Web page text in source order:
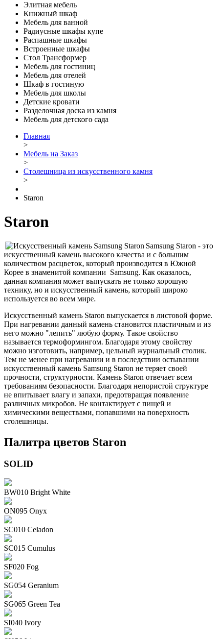
Элитная мебель
Книжный шкаф
Мебель для ванной
Радиусные шкафы купе
Распашные шкафы
Встроенные шкафы
Стол Трансформер
Мебель для гостиниц
Мебель для отелей
Шкаф в гостиную
Мебель для школы
Детские кровати
Разделочная доска из камня
Мебель для детского сада
Главная
>
Мебель на Заказ
>
Столешница из искусственного камня
>
Staron
Staron
Samsung Staron - это
искусственный камень высокого качества и с большим
количеством расцветок, который производится в Южной
Корее в знаменитой компании Samsung. Как оказалось,
данная компания может выпускать не только хорошую
технику, но и искусственный камень, который широко
используется во всем мире.
Искусственный камень Staron выпускается в листовой форме.
При нагревании данный камень становится пластичным и из
него можно "лепить" любую форму. Такое свойство
называется термоформингом. Благодаря этому свойству
можно изготовить, например, цельный журнальный столик.
Тем не менее при нагревании и в последствии остывании
искусственный камень Samsung Staron не теряет своей
прочности, структурности. Камень Staron отвечает всем
требованиям безопасности. Благодаря непористой структуре
не впитывает влагу и запахи, предотвращая появление
различных микробов. Не контактирует с пищей и
химическими веществами, попавшими на поверхность
столешницы.
Палитра цветов Staron
SOLID
BW010 Bright White
ON095 Onyx
SC010 Celadon
SC015 Cumulus
SF020 Fog
SG054 Geranium
SG065 Green Tea
SI040 Ivory